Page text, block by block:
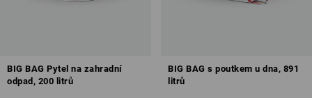
BIG BAG Pytel na zahradní
odpad, 200 litrů
BIG BAG s poutkem u dna, 891
litrů